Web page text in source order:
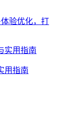
验优化，打
用指南